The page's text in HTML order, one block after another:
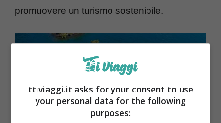
promuovere un turismo sostenibile.
ttiviaggi.it asks for your consent to use
your personal data for the following
purposes: